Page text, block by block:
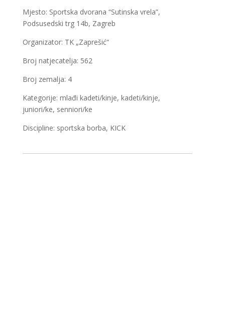
Mjesto: Sportska dvorana “Sutinska vrela”,
Podsusedski trg 14b, Zagreb
Organizator: TK „Zaprešić“
Broj natjecatelja: 562
Broj zemalja: 4
Kategorije: mlađi kadeti/kinje, kadeti/kinje,
juniori/ke, senniori/ke
Discipline: sportska borba, KICK